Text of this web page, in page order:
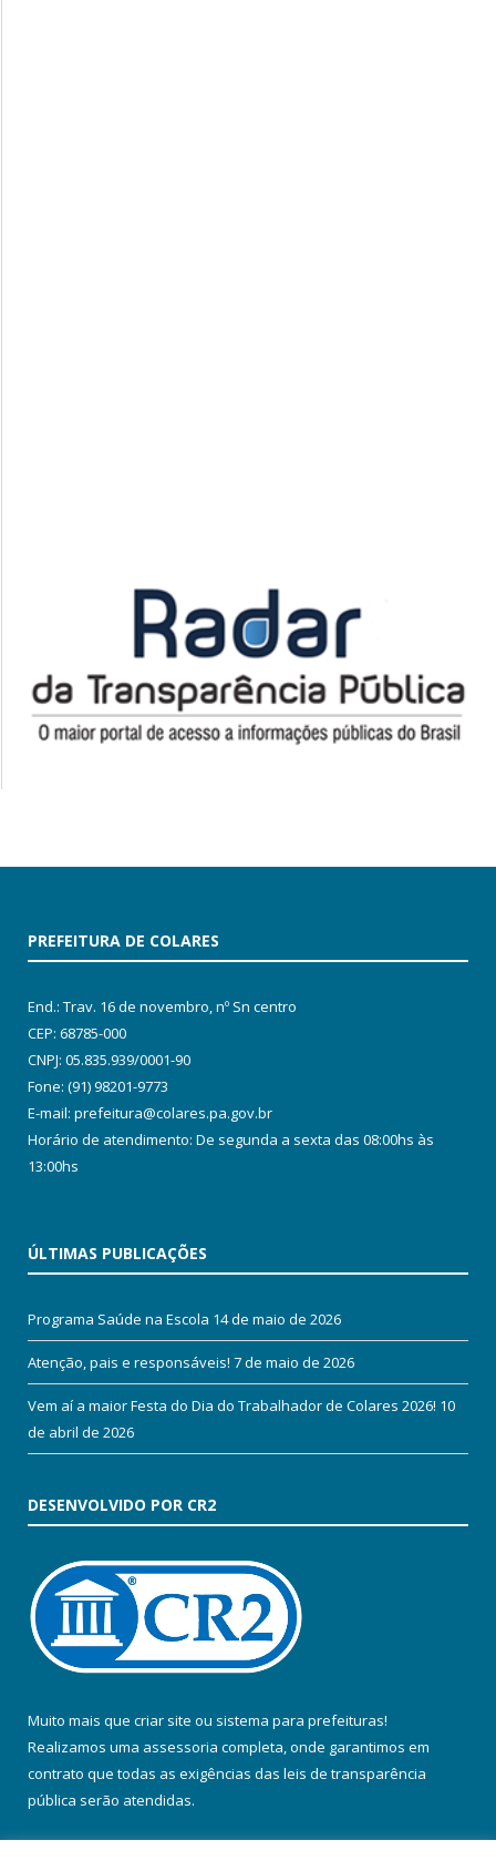
PREFEITURA DE COLARES
End.: Trav. 16 de novembro, nº Sn centro
CEP: 68785-000
CNPJ: 05.835.939/0001-90
Fone: (91) 98201-9773
E-mail: prefeitura@colares.pa.gov.br
Horário de atendimento: De segunda a sexta das 08:00hs às
13:00hs
ÚLTIMAS PUBLICAÇÕES
Programa Saúde na Escola 14 de maio de 2026
Atenção, pais e responsáveis! 7 de maio de 2026
Vem aí a maior Festa do Dia do Trabalhador de Colares 2026! 10
de abril de 2026
DESENVOLVIDO POR CR2
Muito mais que criar site ou sistema para prefeituras!
Realizamos uma assessoria completa, onde garantimos em
contrato que todas as exigências das leis de transparência
pública serão atendidas.